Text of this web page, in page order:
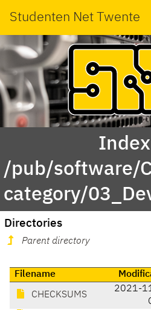
Studenten Net Twente
/pub/software/
category/
Directories
Parent directory
Filename
CHECKSUMS
2021-